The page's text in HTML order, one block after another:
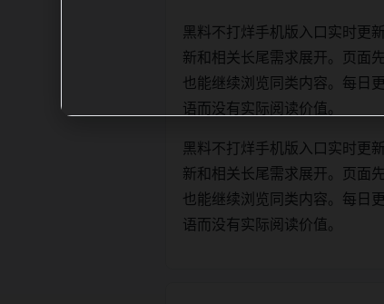
黑料不打烊手机版入口实时更
新和相关长尾需求展开。页面
也能继续浏览同类内容。每日
语而没有实际阅读价值。
黑料不打烊手机版入口实时更
新和相关长尾需求展开。页面
也能继续浏览同类内容。每日
语而没有实际阅读价值。